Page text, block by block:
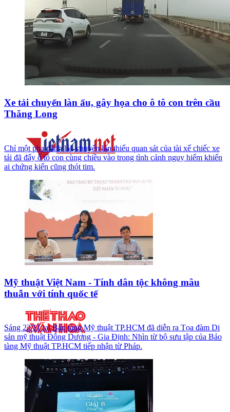
Xe tải chuyển làn ẩu, gây họa cho ô tô con trên cầu
Thăng Long
Chỉ một pha đánh lái, chuyển làn thiếu quan sát của tài xế chiếc xe
tải đã đẩy ô tô con cùng chiều vào trong tình cảnh nguy hiểm khiến
ai chứng kiến cũng thót tim.
Mỹ thuật Việt Nam - Tính dân tộc không mâu
thuẫn với tính quốc tế
Sáng 22/11 tại Bảo tàng Mỹ thuật TP.HCM đã diễn ra Tọa đàm Di
sản mỹ thuật Đông Dương - Gia Định: Nhìn từ bộ sưu tập của Bảo
tàng Mỹ thuật TP.HCM tiếp nhận từ Pháp.